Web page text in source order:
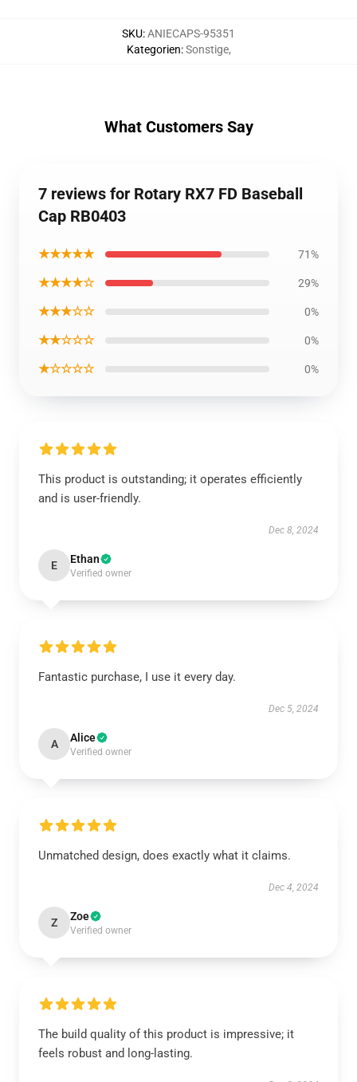
SKU:ANIECAPS-95351
Kategorien:Sonstige,
What Customers Say
7 reviews for Rotary RX7 FD Baseball
Cap RB0403
★★★★★ 71%
★★★★☆ 29%
★★★☆☆ 0%
★★☆☆☆ 0%
★☆☆☆☆ 0%
This product is outstanding; it operates efficiently
and is user-friendly.
Dec 8, 2024
E Ethan
Verified owner
Fantastic purchase, I use it every day.
Dec 5, 2024
A Alice
Verified owner
Unmatched design, does exactly what it claims.
Dec 4, 2024
Z Zoe
Verified owner
The build quality of this product is impressive; it
feels robust and long-lasting.